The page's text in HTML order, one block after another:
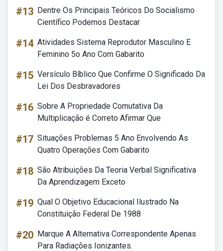
#13 Dentre Os Principais Teóricos Do Socialismo
Científico Podemos Destacar
#14 Atividades Sistema Reprodutor Masculino E
Feminino 5o Ano Com Gabarito
#15 Versículo Bíblico Que Confirme O Significado Da
Lei Dos Desbravadores
#16 Sobre A Propriedade Comutativa Da
Multiplicação é Correto Afirmar Que
#17 Situações Problemas 5 Ano Envolvendo As
Quatro Operações Com Gabarito
#18 São Atribuições Da Teoria Verbal Significativa
Da Aprendizagem Exceto
#19 Qual O Objetivo Educacional Ilustrado Na
Constituição Federal De 1988
#20 Marque A Alternativa Correspondente Apenas
Para Radiações Ionizantes.